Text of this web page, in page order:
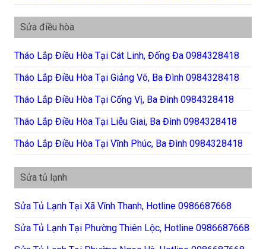
Sửa điều hòa
Tháo Lắp Điều Hòa Tại Cát Linh, Đống Đa 0984328418
Tháo Lắp Điều Hòa Tại Giảng Võ, Ba Đình 0984328418
Tháo Lắp Điều Hòa Tại Cống Vị, Ba Đình 0984328418
Tháo Lắp Điều Hòa Tại Liễu Giai, Ba Đình 0984328418
Tháo Lắp Điều Hòa Tại Vĩnh Phúc, Ba Đình 0984328418
Sửa tủ lạnh
Sửa Tủ Lạnh Tại Xã Vĩnh Thanh, Hotline 0986687668
Sửa Tủ Lạnh Tại Phường Thiên Lộc, Hotline 0986687668